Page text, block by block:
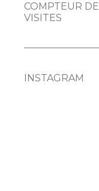
COMPTEUR DE
VISITES
INSTAGRAM